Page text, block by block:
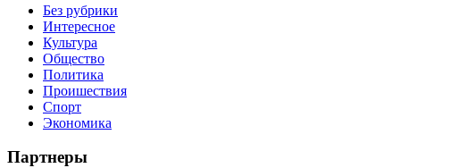
Без рубрики
Интересное
Культура
Общество
Политика
Проишествия
Спорт
Экономика
Партнеры